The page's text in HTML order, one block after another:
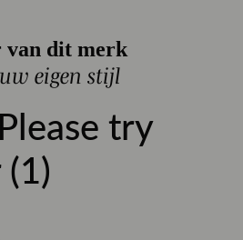
Lees hier meer over ruilen en
en retourneren
van dit merk
eigen stijl
try